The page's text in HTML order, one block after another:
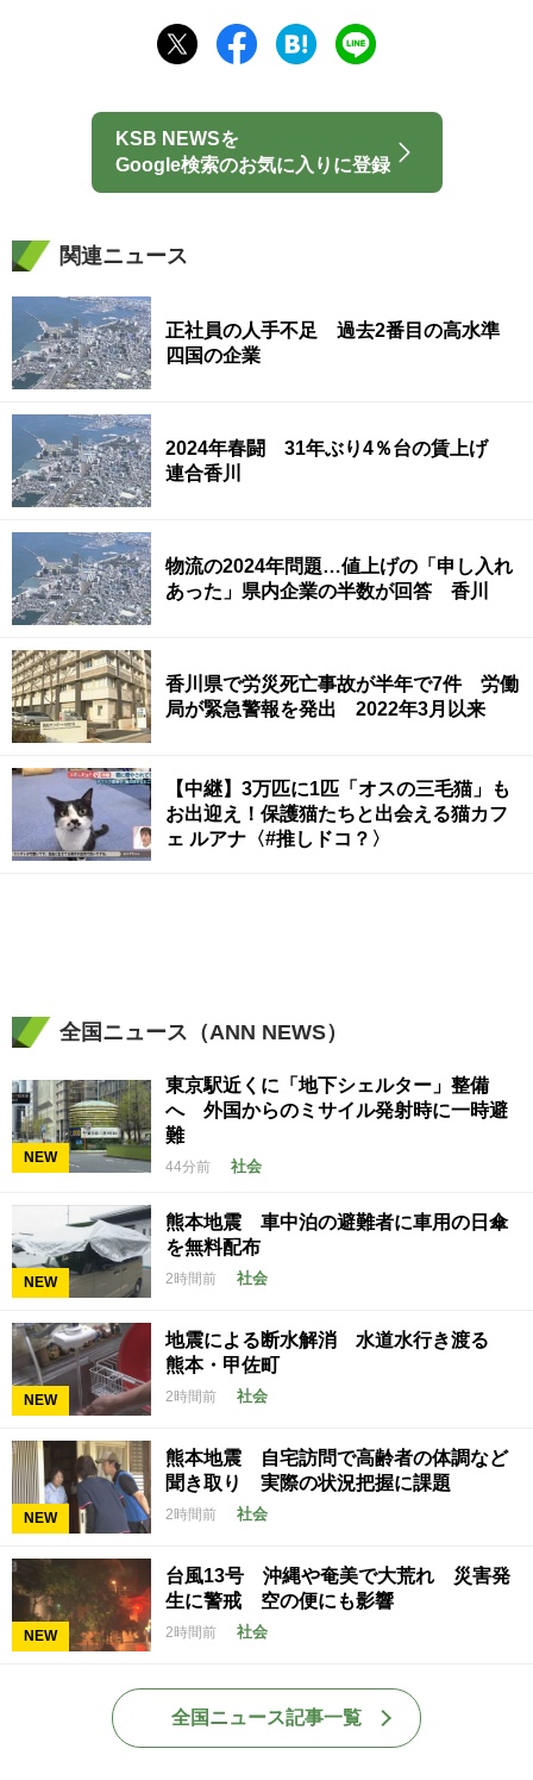
KSB NEWSを
Google検索のお気に入りに登録
関連ニュース
正社員の人手不足 過去2番目の高水準
四国の企業
2024年春闘 31年ぶり4％台の賃上げ
連合香川
物流の2024年問題…値上げの「申し入れ
あった」県内企業の半数が回答 香川
香川県で労災死亡事故が半年で7件 労働
局が緊急警報を発出 2022年3月以来
【中継】3万匹に1匹「オスの三毛猫」も
お出迎え！保護猫たちと出会える猫カフ
ェ ルアナ〈#推しドコ？〉
全国ニュース（ANN NEWS）
NEW
東京駅近くに「地下シェルター」整備
へ 外国からのミサイル発射時に一時避
難
44分前 社会
NEW
熊本地震 車中泊の避難者に車用の日傘
を無料配布
2時間前 社会
NEW
地震による断水解消 水道水行き渡る
熊本・甲佐町
2時間前 社会
NEW
熊本地震 自宅訪問で高齢者の体調など
聞き取り 実際の状況把握に課題
2時間前 社会
NEW
台風13号 沖縄や奄美で大荒れ 災害発
生に警戒 空の便にも影響
2時間前 社会
全国ニュース記事一覧